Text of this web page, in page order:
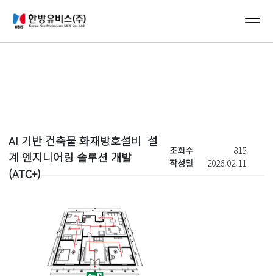
메인 메뉴 바로가기
AI 기반 건축물 화재방호설비 설
계 엔지니어링 솔루션 개발
(ATC+)
조회수
815
작성일
2026.02.11